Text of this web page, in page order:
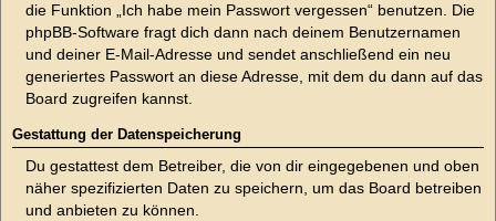
die Funktion „Ich habe mein Passwort vergessen“ benutzen. Die
phpBB-Software fragt dich dann nach deinem Benutzernamen
und deiner E-Mail-Adresse und sendet anschließend ein neu
generiertes Passwort an diese Adresse, mit dem du dann auf das
Board zugreifen kannst.
Gestattung der Datenspeicherung
Du gestattest dem Betreiber, die von dir eingegebenen und oben
näher spezifizierten Daten zu speichern, um das Board betreiben
und anbieten zu können.